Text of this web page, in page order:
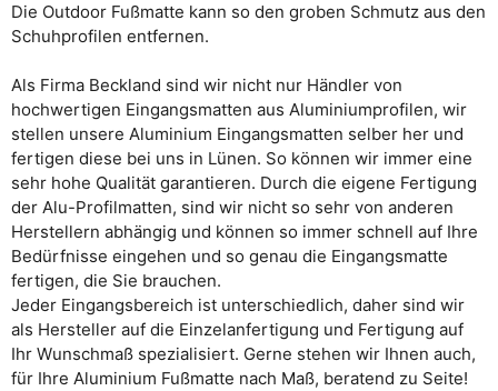
Die Outdoor Fußmatte kann so den groben Schmutz aus den
Schuhprofilen entfernen.
Als Firma Beckland sind wir nicht nur Händler von
hochwertigen Eingangsmatten aus Aluminiumprofilen, wir
stellen unsere Aluminium Eingangsmatten selber her und
fertigen diese bei uns in Lünen. So können wir immer eine
sehr hohe Qualität garantieren. Durch die eigene Fertigung
der Alu-Profilmatten, sind wir nicht so sehr von anderen
Herstellern abhängig und können so immer schnell auf Ihre
Bedürfnisse eingehen und so genau die Eingangsmatte
fertigen, die Sie brauchen.
Jeder Eingangsbereich ist unterschiedlich, daher sind wir
als Hersteller auf die Einzelanfertigung und Fertigung auf
Ihr Wunschmaß spezialisiert. Gerne stehen wir Ihnen auch,
für Ihre Aluminium Fußmatte nach Maß, beratend zu Seite!